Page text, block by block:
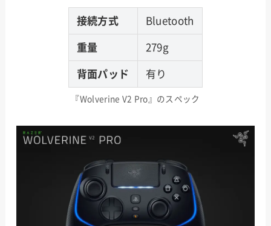
接続方式 Bluetooth
重量 279g
背面パッド 有り
『Wolverine V2 Pro』のスペック